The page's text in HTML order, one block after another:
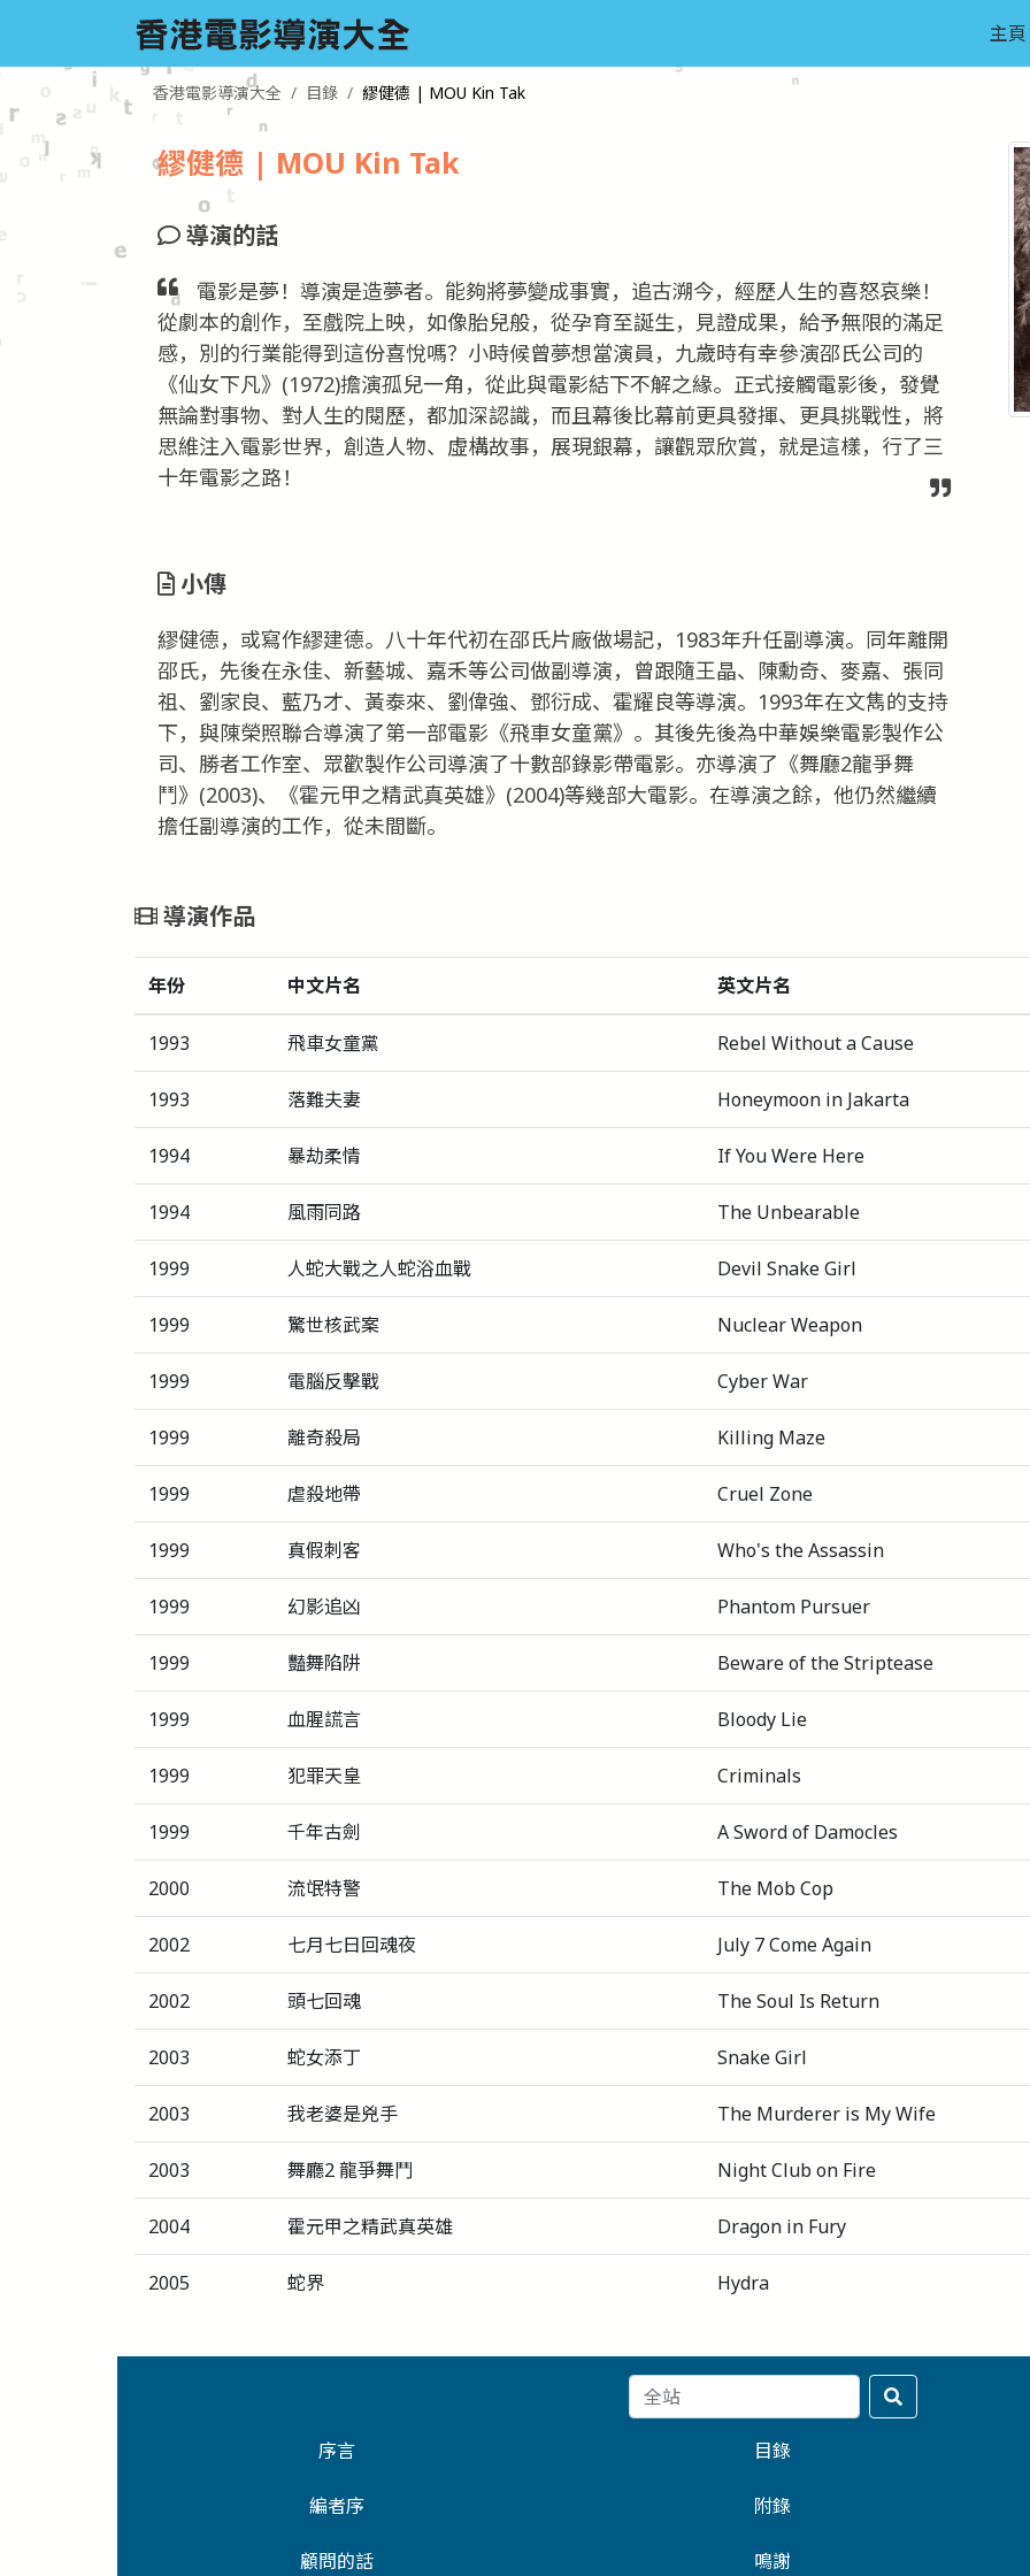
主頁
香港電影導演大全 目錄 繆健德 | MOU Kin Tak
繆健德 | MOU Kin Tak
導演的話
電影是夢！導演是造夢者。能夠將夢變成事實，追古溯今，經歷人生的喜怒哀樂！
從劇本的創作，至戲院上映，如像胎兒般，從孕育至誕生，見證成果，給予無限的滿足
感，別的行業能得到這份喜悅嗎？小時候曾夢想當演員，九歲時有幸參演邵氏公司的
《仙女下凡》(1972)擔演孤兒一角，從此與電影結下不解之緣。正式接觸電影後，發覺
無論對事物、對人生的閱歷，都加深認識，而且幕後比幕前更具發揮、更具挑戰性，將
思維注入電影世界，創造人物、虛構故事，展現銀幕，讓觀眾欣賞，就是這樣，行了三
十年電影之路！
小傳
繆健德，或寫作繆建德。八十年代初在邵氏片廠做場記，1983年升任副導演。同年離開
邵氏，先後在永佳、新藝城、嘉禾等公司做副導演，曾跟隨王晶、陳勳奇、麥嘉、張同
祖、劉家良、藍乃才、黃泰來、劉偉強、鄧衍成、霍耀良等導演。1993年在文雋的支持
下，與陳榮照聯合導演了第一部電影《飛車女童黨》。其後先後為中華娛樂電影製作公
司、勝者工作室、眾歡製作公司導演了十數部錄影帶電影。亦導演了《舞廳2龍爭舞
鬥》(2003)、《霍元甲之精武真英雄》(2004)等幾部大電影。在導演之餘，他仍然繼續
擔任副導演的工作，從未間斷。
導演作品
年份 中文片名 英文片名
1993 飛車女童黨 Rebel Without a Cause
1993 落難夫妻 Honeymoon in Jakarta
1994 暴劫柔情 If You Were Here
1994 風雨同路 The Unbearable
1999 人蛇大戰之人蛇浴血戰 Devil Snake Girl
1999 驚世核武案 Nuclear Weapon
1999 電腦反擊戰 Cyber War
1999 離奇殺局 Killing Maze
1999 虐殺地帶 Cruel Zone
1999 真假刺客 Who's the Assassin
1999 幻影追凶 Phantom Pursuer
1999 豔舞陷阱 Beware of the Striptease
1999 血腥謊言 Bloody Lie
1999 犯罪天皇 Criminals
1999 千年古劍 A Sword of Damocles
2000 流氓特警 The Mob Cop
2002 七月七日回魂夜 July 7 Come Again
2002 頭七回魂 The Soul Is Return
2003 蛇女添丁 Snake Girl
2003 我老婆是兇手 The Murderer is My Wife
2003 舞廳2 龍爭舞鬥 Night Club on Fire
2004 霍元甲之精武真英雄 Dragon in Fury
2005 蛇界 Hydra
序言 目錄
編者序 附錄
顧問的話 鳴謝